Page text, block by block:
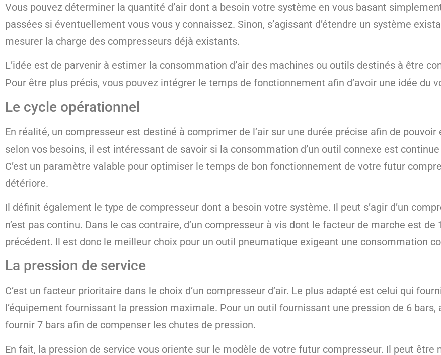
Vous pouvez déterminer la quantité d’air dont a besoin votre système en vous basant
passées si éventuellement vous vous y connaissez. Sinon, s’agissant d’étendre un système
mesurer la charge des compresseurs déjà existants.
L’idée est de parvenir à estimer la consommation d’air des machines ou outils destinés à être
Pour être plus précis, vous pouvez intégrer le temps de fonctionnement afin d’avoir une idée du
Le cycle opérationnel
En réalité, un compresseur est destiné à comprimer de l’air sur une durée précise afin de
selon vos besoins, il est intéressant de savoir si la consommation d’un outil connexe est
C’est un paramètre valable pour optimiser le temps de bon fonctionnement de votre futur
détériore.
Il définit également le type de compresseur dont a besoin votre système. Il peut s’agir d’un
n’est pas continu. Dans le cas contraire, d’un compresseur à vis dont le facteur de marche est de
précédent. Il est donc le meilleur choix pour un outil pneumatique exigeant une consommation
La pression de service
C’est un facteur prioritaire dans le choix d’un compresseur d’air. Le plus adapté est celui qui
l’équipement fournissant la pression maximale. Pour un outil fournissant une pression de 6 bars,
fournir 7 bars afin de compenser les chutes de pression.
En fait, la pression de service vous oriente sur le modèle de votre futur compresseur. Il peut être